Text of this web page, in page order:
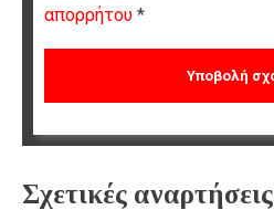
απορρήτου *
Σχετικές αναρτήσεις